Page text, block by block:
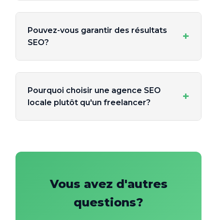
Pouvez-vous garantir des résultats
SEO?
+
Pourquoi choisir une agence SEO
locale plutôt qu'un freelancer?
+
Vous avez d'autres
questions?